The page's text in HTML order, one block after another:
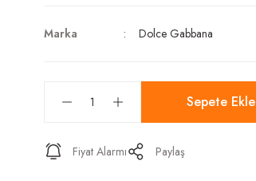
Marka Dolce Gabbana
Sepete Ekle
Fiyat Alarmı Paylaş